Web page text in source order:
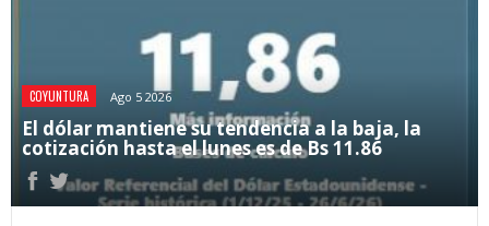
COYUNTURA Ago 5 2026
El dólar mantiene su tendencia a la baja, la
cotización hasta el lunes es de Bs 11.86